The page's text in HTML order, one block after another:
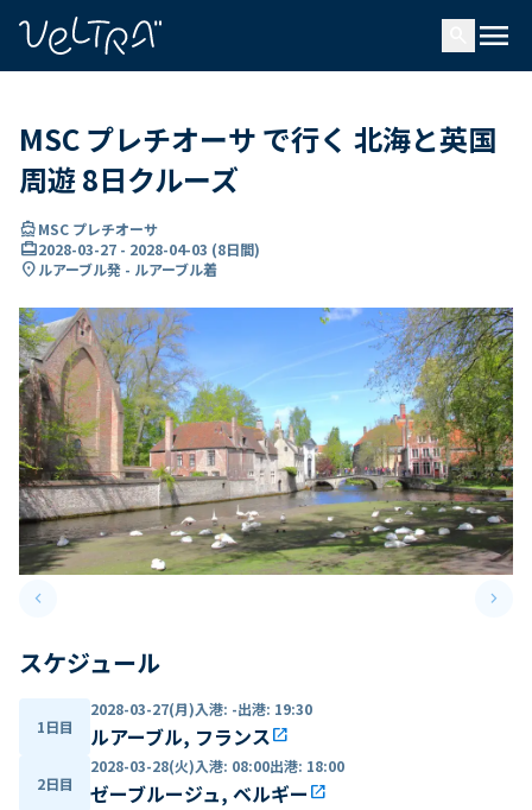
menu
MSC プレチオーサ で行く 北海と英国
周遊 8日クルーズ
directions_boatMSC プレチオーサ
card_travel2028-03-27 - 2028-04-03 (8日間)
location_onルアーブル発 - ルアーブル着
keyboard_arrow_leftPrevious slide keyboard_arrow_right
スケジュール
1日目
2028-03-27(月)入港: -出港: 19:30
ルアーブル, フランスopen_in_new
2日目
2028-03-28(火)入港: 08:00出港: 18:00
ゼーブルージュ, ベルギー open_in_new